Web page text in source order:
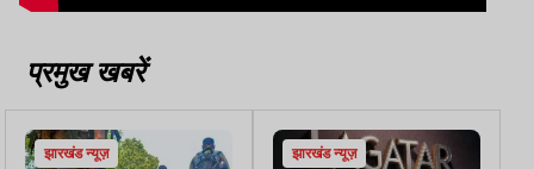
प्रमुख खबरें
झारखंड न्यूज़ झारखंड न्यूज़